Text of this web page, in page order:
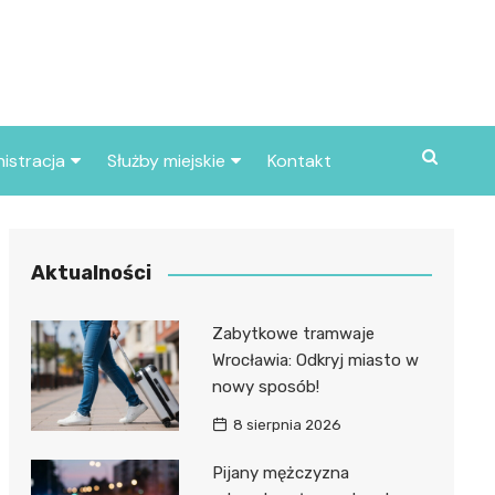
miasta
Służby miejskie
Policja
Kontakt
Aktualności
Zabytkowe tramwaje
Wrocławia: Odkryj miasto w
nowy sposób!
8 sierpnia 2026
Pijany mężczyzna